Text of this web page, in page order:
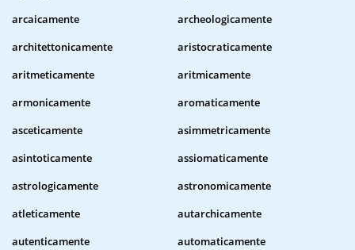
arcaicamente
archeologicamente
architettonicamente
aristocraticamente
aritmeticamente
aritmicamente
armonicamente
aromaticamente
asceticamente
asimmetricamente
asintoticamente
assiomaticamente
astrologicamente
astronomicamente
atleticamente
autarchicamente
autenticamente
automaticamente